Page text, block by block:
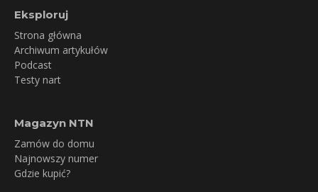
Eksploruj
Strona główna
Archiwum artykułów
Podcast
Testy nart
Magazyn NTN
Zamów do domu
Najnowszy numer
Gdzie kupić?